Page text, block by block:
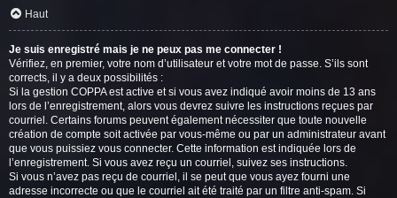
Haut
Je suis enregistré mais je ne peux pas me connecter !
Vérifiez, en premier, votre nom d’utilisateur et votre mot de passe. S’ils sont
corrects, il y a deux possibilités :
Si la gestion COPPA est active et si vous avez indiqué avoir moins de 13 ans
lors de l’enregistrement, alors vous devrez suivre les instructions reçues par
courriel. Certains forums peuvent également nécessiter que toute nouvelle
création de compte soit activée par vous-même ou par un administrateur avant
que vous puissiez vous connecter. Cette information est indiquée lors de
l’enregistrement. Si vous avez reçu un courriel, suivez ses instructions.
Si vous n’avez pas reçu de courriel, il se peut que vous ayez fourni une
adresse incorrecte ou que le courriel ait été traité par un filtre anti-spam. Si